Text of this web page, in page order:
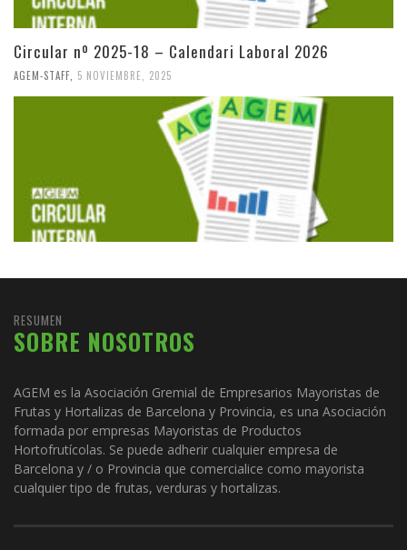
Circular nº 2025-18 – Calendari Laboral 2026
AGEM-STAFF 5 NOVIEMBRE, 2025
RESUMEN
SOBRE NOSOTROS
AGEM es la Asociación Gremial de Empresarios Mayoristas de
Frutas y Hortalizas de Barcelona y Provincia, es una Asociación
formada por empresas Mayoristas de Productos
Hortofrutícolas. Se puede adherir cualquier empresa de
Barcelona y / o Provincia que comercialice como mayorista
cualquier tipo de frutas, verduras y hortalizas.